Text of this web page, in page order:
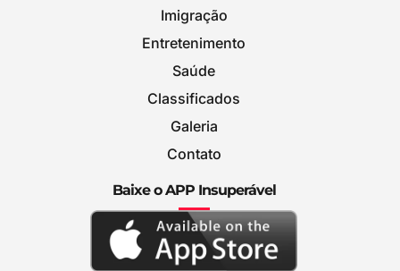
Imigração
Entretenimento
Saúde
Classificados
Galeria
Contato
Baixe o APP Insuperável